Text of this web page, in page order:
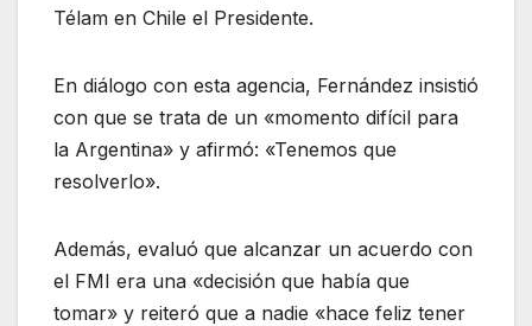
Télam en Chile el Presidente.
En diálogo con esta agencia, Fernández insistió
con que se trata de un «momento difícil para
la Argentina» y afirmó: «Tenemos que
resolverlo».
Además, evaluó que alcanzar un acuerdo con
el FMI era una «decisión que había que
tomar» y reiteró que a nadie «hace feliz tener